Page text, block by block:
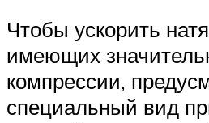
Чтобы ускорить
имеющих
компрессии,
специальный вид